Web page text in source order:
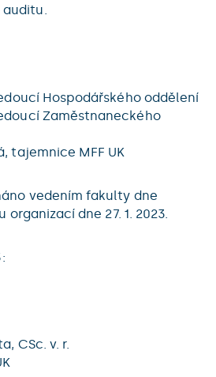
auditu.
Hospodářského oddělení
Zaměstnaneckého
tajemnice MFF UK
vedením fakulty dne
organizací dne 27. 1. 2023.
CSc. v. r.